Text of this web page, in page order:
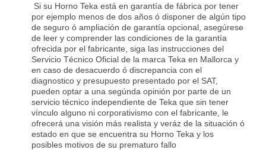
Si su Horno Teka está en garantía de fábrica por tener
por ejemplo menos de dos años ó disponer de algún tipo
de seguro ó ampliación de garantía opcional, asegúrese
de leer y comprender las condiciones de la garantía
ofrecida por el fabricante, siga las instrucciones del
Servicio Técnico Oficial de la marca Teka en Mallorca y
en caso de desacuerdo ó discrepancia con el
diagnostico y presupuesto presentado por el SAT,
pueden optar a una segúnda opinión por parte de un
servicio técnico independiente de Teka que sin tener
vínculo alguno ni corporativismo con el fabricante, le
ofrecerá una visión más realista y veráz de la situación ó
estado en que se encuentra su Horno Teka y los
posibles motivos de su prematuro fallo